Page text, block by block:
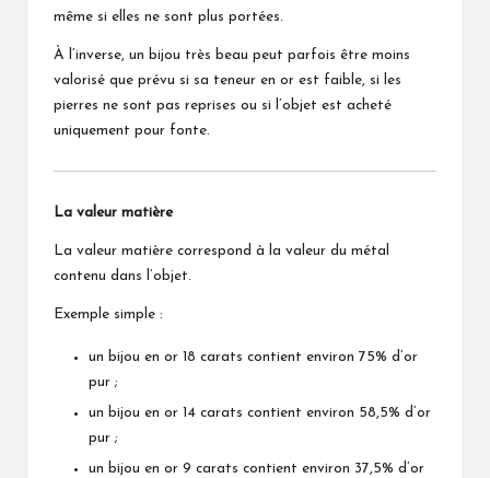
même si elles ne sont plus portées.
À l’inverse, un bijou très beau peut parfois être moins
valorisé que prévu si sa teneur en or est faible, si les
pierres ne sont pas reprises ou si l’objet est acheté
uniquement pour fonte.
La valeur matière
La valeur matière correspond à la valeur du métal
contenu dans l’objet.
Exemple simple :
un bijou en or 18 carats contient environ 75% d’or
pur ;
un bijou en or 14 carats contient environ 58,5% d’or
pur ;
un bijou en or 9 carats contient environ 37,5% d’or